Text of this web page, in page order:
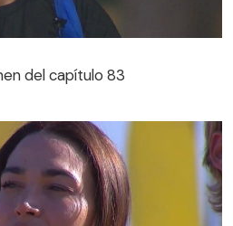
del capítulo 83